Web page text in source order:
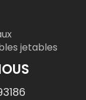
jetables